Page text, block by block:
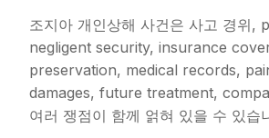
조지아 개인상해 사건은 사고 경위,
negligent security, insurance
preservation, medical records,
damages, future treatment,
여러 쟁점이 함께 얽혀 있을 수 있습